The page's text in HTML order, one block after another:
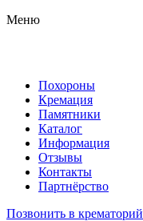
Меню
Похороны
Кремация
Памятники
Каталог
Информация
Отзывы
Контакты
Партнёрство
Позвонить в крематорий